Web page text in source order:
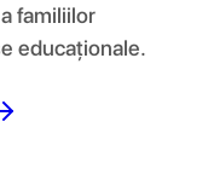
familiilor
educaționale.